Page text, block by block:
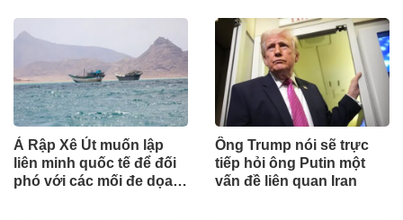
ngoặt quản trị hiện đại
Ả Rập Xê Út muốn lập
liên minh quốc tế để đối
phó với các mối đe dọa
Ông Trump nói sẽ trực
tiếp hỏi ông Putin một
vấn đề liên quan Iran